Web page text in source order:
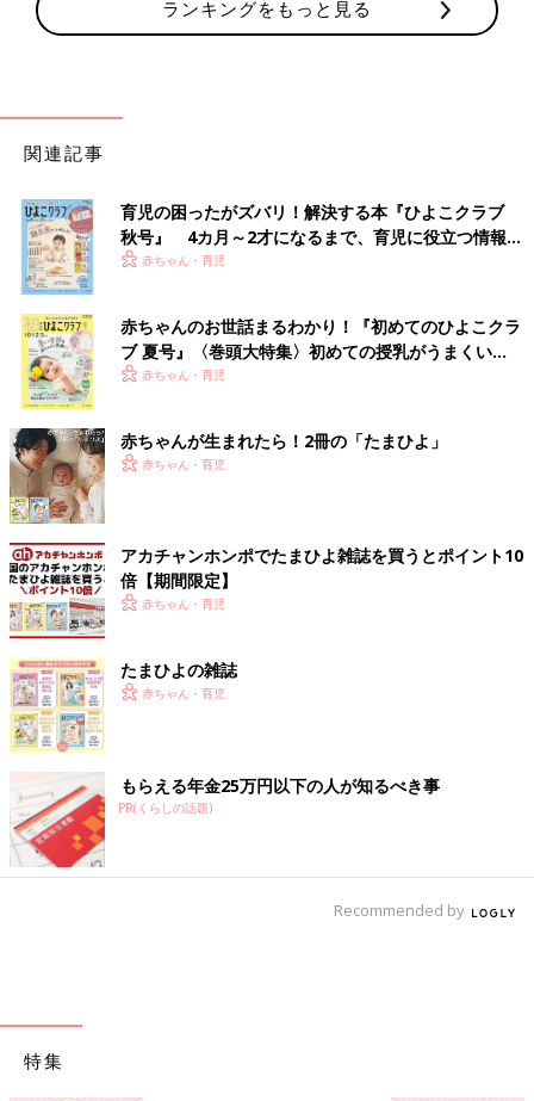
ランキングをもっと見る
関連記事
育児の困ったがズバリ！解決する本『ひよこクラブ
秋号』 4カ月～2才になるまで、育児に役立つ情報が
いっぱい！
赤ちゃん・育児
赤ちゃんのお世話まるわかり！『初めてのひよこクラ
ブ 夏号』〈巻頭大特集〉初めての授乳がうまくい
く！ おっぱい・ミルクの基本と夏のトラブル 解決テ
赤ちゃん・育児
赤ちゃんが生まれたら！2冊の「たまひよ」
赤ちゃん・育児
アカチャンホンポでたまひよ雑誌を買うとポイント10
倍【期間限定】
赤ちゃん・育児
たまひよの雑誌
赤ちゃん・育児
もらえる年金25万円以下の人が知るべき事
PR(くらしの話題)
Recommended by
特集